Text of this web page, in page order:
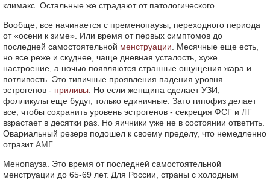
климакс. Остальные же страдают от патологического.
Вообще, все начинается с пременопаузы, переходного периода
от «осени к зиме». Или время от первых симптомов до
последней самостоятельной менструации . Месячные еще есть,
но все реже и скуднее, чаще дневная усталость, хуже
настроение, а ночью появляются странные ощущения жара и
потливость. Это типичные проявления падения уровня
эстрогенов - приливы . Но если женщина сделает УЗИ,
фолликулы еще будут, только единичные. Зато гипофиз делает
все, чтобы сохранить уровень эстрогенов - секреция ФСГ и ЛГ
взрастает в десятки раз. Но яичники уже не в состоянии ответить.
Овариальный резерв подошел к своему пределу, что немедленно
отразитАМГ.
Менопауза. Это время от последней самостоятельной
менструации до 65-69 лет. Для России, страны с холодным